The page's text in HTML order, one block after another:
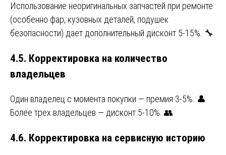
Использование неоригинальных запчастей при ремонте
(особенно фар, кузовных деталей, подушек
безопасности) дает дополнительный дисконт 5-15%. 🔧
4.5. Корректировка на количество
владельцев
Один владелец с момента покупки — премия 3-5%. 👤
Более трех владельцев — дисконт 5-10%. 👥
4.6. Корректировка на сервисную историю